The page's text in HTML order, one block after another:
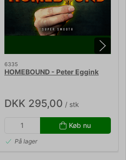
6335
HOMEBOUND - Peter Eggink
DKK 295,00 / stk
Køb nu
På lager